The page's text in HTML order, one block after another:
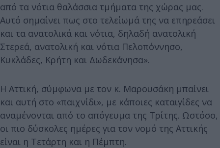
από τα νότια θαλάσσια τμήματα της χώρας μας.
Αυτό σημαίνει πως στο τελείωμά της να επηρεάσει
και τα ανατολικά και νότια, δηλαδή ανατολική
Στερεά, ανατολική και νότια Πελοπόννησο,
Κυκλάδες, Κρήτη και Δωδεκάνησα».
Η Αττική, σύμφωνα με τον κ. Μαρουσάκη μπαίνει
και αυτή στο «παιχνίδι», με κάποιες καταιγίδες να
αναμένονται από το απόγευμα της Τρίτης. Ωστόσο,
οι πιο δύσκολες ημέρες για τον νομό της Αττικής
είναι η Τετάρτη και η Πέμπτη.